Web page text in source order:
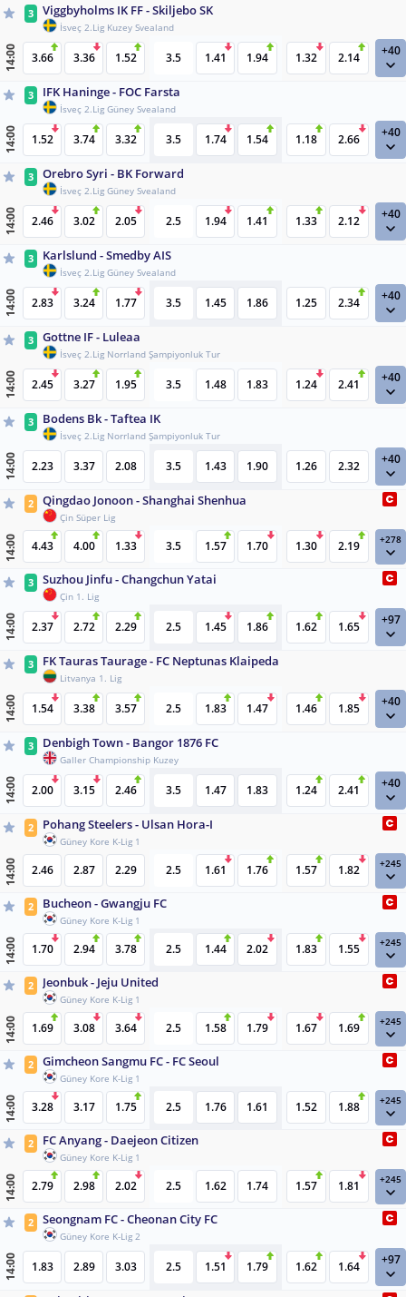
3 Viggbyholms IK FF - Skiljebo SK
İsveç 2.Lig Kuzey Svealand
14:00 3.66 3.36 1.52 3.5 1.41 1.94 1.32 2.14 +40
3 IFK Haninge - FOC Farsta
İsveç 2.Lig Güney Svealand
14:00 1.52 3.74 3.32 3.5 1.74 1.54 1.18 2.66 +40
3 Orebro Syri - BK Forward
İsveç 2.Lig Güney Svealand
14:00 2.46 3.02 2.05 2.5 1.94 1.41 1.33 2.12 +40
3 Karlslund - Smedby AIS
İsveç 2.Lig Güney Svealand
14:00 2.83 3.24 1.77 3.5 1.45 1.86 1.25 2.34 +40
3 Gottne IF - Luleaa
İsveç 2.Lig Norrland Şampiyonluk Tur
14:00 2.45 3.27 1.95 3.5 1.48 1.83 1.24 2.41 +40
3 Bodens Bk - Taftea IK
İsveç 2.Lig Norrland Şampiyonluk Tur
14:00 2.23 3.37 2.08 3.5 1.43 1.90 1.26 2.32 +40
2 Qingdao Jonoon - Shanghai Shenhua
Çin Süper Lig
14:00 4.43 4.00 1.33 3.5 1.57 1.70 1.30 2.19 +278
3 Suzhou Jinfu - Changchun Yatai
Çin 1. Lig
14:00 2.37 2.72 2.29 2.5 1.45 1.86 1.62 1.65 +97
3 FK Tauras Taurage - FC Neptunas Klaipeda
Litvanya 1. Lig
14:00 1.54 3.38 3.57 2.5 1.83 1.47 1.46 1.85 +40
3 Denbigh Town - Bangor 1876 FC
Galler Championship Kuzey
14:00 2.00 3.15 2.46 3.5 1.47 1.83 1.24 2.41 +40
2 Pohang Steelers - Ulsan Hora-I
Güney Kore K-Lig 1
14:00 2.46 2.87 2.29 2.5 1.61 1.76 1.57 1.82 +245
2 Bucheon - Gwangju FC
Güney Kore K-Lig 1
14:00 1.70 2.94 3.78 2.5 1.44 2.02 1.83 1.55 +245
2 Jeonbuk - Jeju United
Güney Kore K-Lig 1
14:00 1.69 3.08 3.64 2.5 1.58 1.79 1.67 1.69 +245
2 Gimcheon Sangmu FC - FC Seoul
Güney Kore K-Lig 1
14:00 3.28 3.17 1.75 2.5 1.76 1.61 1.52 1.88 +245
2 FC Anyang - Daejeon Citizen
Güney Kore K-Lig 1
14:00 2.79 2.98 2.02 2.5 1.62 1.74 1.57 1.81 +245
2 Seongnam FC - Cheonan City FC
Güney Kore K-Lig 2
14:00 1.83 2.89 3.03 2.5 1.51 1.79 1.62 1.64 +97